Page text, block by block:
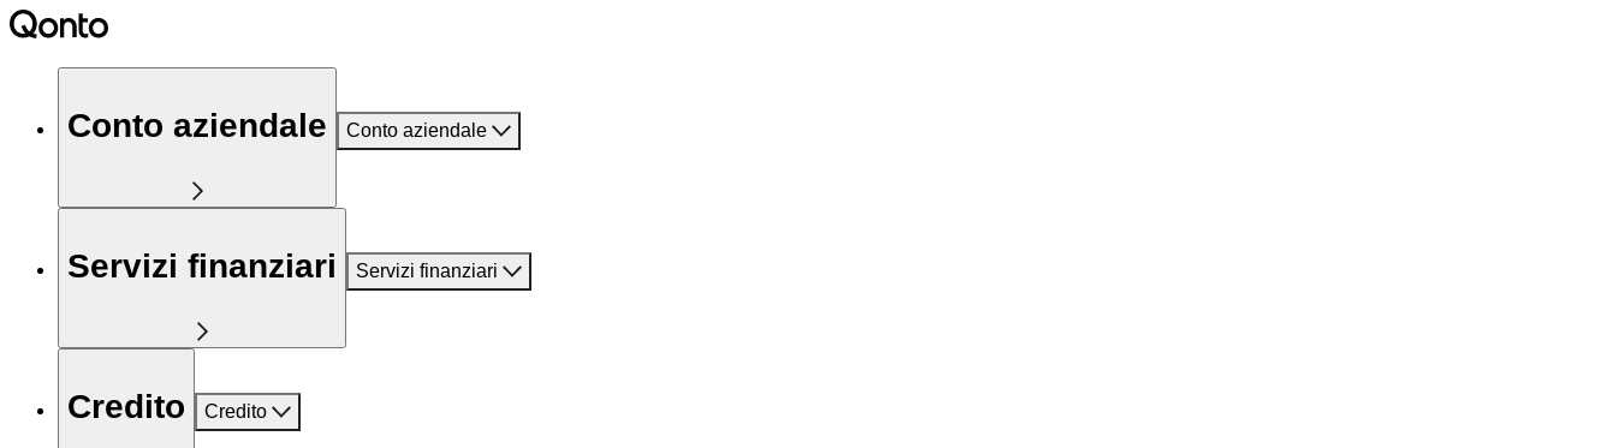
Conto aziendale Conto aziendale
Servizi finanziari Servizi finanziari
Credito Credito